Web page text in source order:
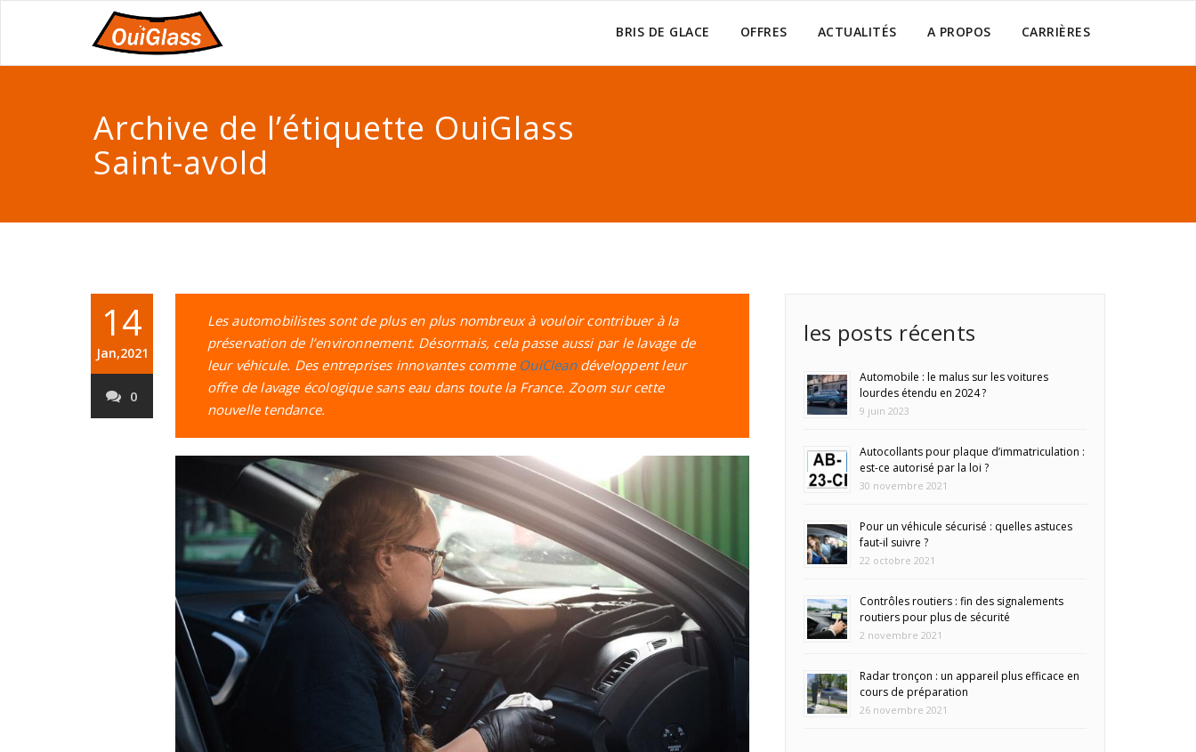
BRIS DE GLACE OFFRES ACTUALITÉS A PROPOS CARRIÈRES
Archive de l’étiquette OuiGlass
Saint-avold
14
Jan,2021
0
Les automobilistes sont de plus en plus nombreux à vouloir contribuer à la
préservation de l’environnement. Désormais, cela passe aussi par le lavage de
leur véhicule. Des entreprises innovantes comme OuiCleandéveloppent leur
offre de lavage écologique sans eau dans toute la France. Zoom sur cette
nouvelle tendance.
les posts récents
Automobile : le malus sur les voitures
lourdes étendu en 2024 ?
9 juin 2023
Autocollants pour plaque d’immatriculation :
est-ce autorisé par la loi ?
30 novembre 2021
Pour un véhicule sécurisé : quelles astuces
faut-il suivre ?
22 octobre 2021
Contrôles routiers : fin des signalements
routiers pour plus de sécurité
2 novembre 2021
Radar tronçon : un appareil plus efficace en
cours de préparation
26 novembre 2021